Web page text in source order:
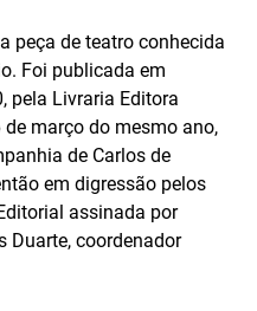
peça de teatro conhecida
Foi publicada em
pela Livraria Editora
março do mesmo ano,
de Carlos de
em digressão pelos
assinada por
Duarte, coordenador